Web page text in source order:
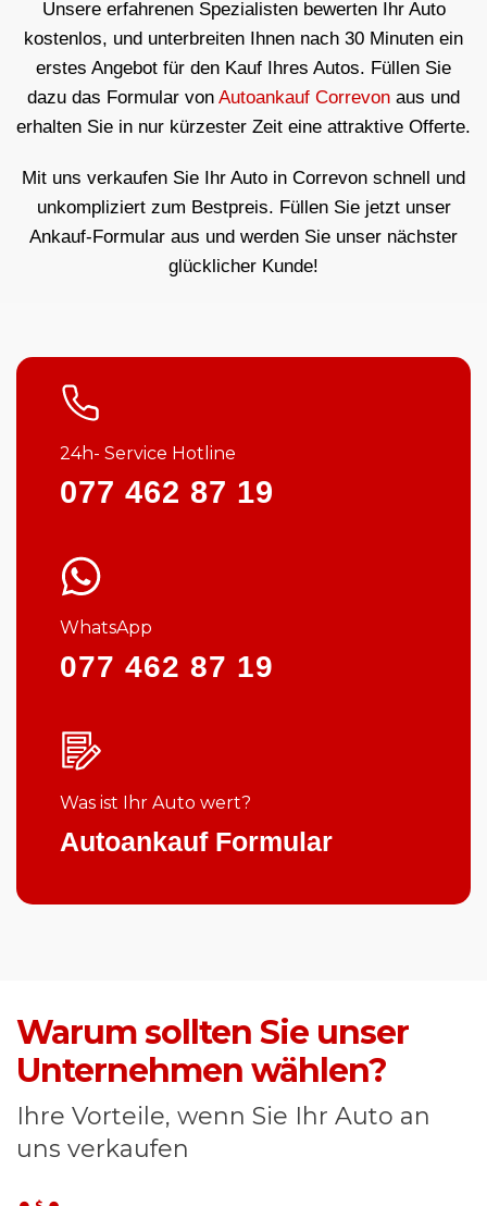
Unsere erfahrenen Spezialisten bewerten Ihr Auto
kostenlos, und unterbreiten Ihnen nach 30 Minuten ein
erstes Angebot für den Kauf Ihres Autos. Füllen Sie
dazu das Formular von Autoankauf Correvon aus und
erhalten Sie in nur kürzester Zeit eine attraktive Offerte.
Mit uns verkaufen Sie Ihr Auto in Correvon schnell und
unkompliziert zum Bestpreis. Füllen Sie jetzt unser
Ankauf-Formular aus und werden Sie unser nächster
glücklicher Kunde!
24h- Service Hotline
077 462 87 19
WhatsApp
077 462 87 19
Was ist Ihr Auto wert?
Autoankauf Formular
Warum sollten Sie unser
Unternehmen wählen?
Ihre Vorteile, wenn Sie Ihr Auto an
uns verkaufen